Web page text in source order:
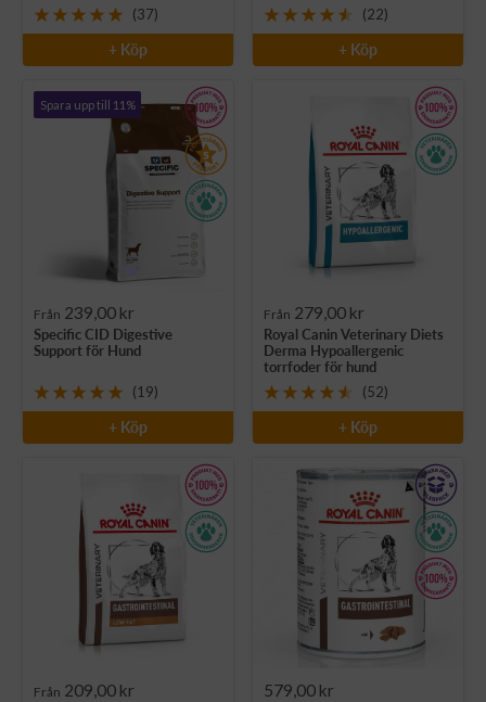
(37)
+ Köp
(22)
+ Köp
Spara upp till 11%
Rea-
pris
Från 239,00 kr
Specific CID Digestive
Support för Hund
(19)
+ Köp
Rea-
pris
Från 279,00 kr
Royal Canin Veterinary Diets
Derma Hypoallergenic
torrfoder för hund
(52)
+ Köp
Rea-
Från 209,00 kr Rea-
579,00 kr